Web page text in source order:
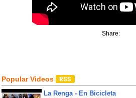
Share:
Popular Videos
La Renga - En Bicicleta